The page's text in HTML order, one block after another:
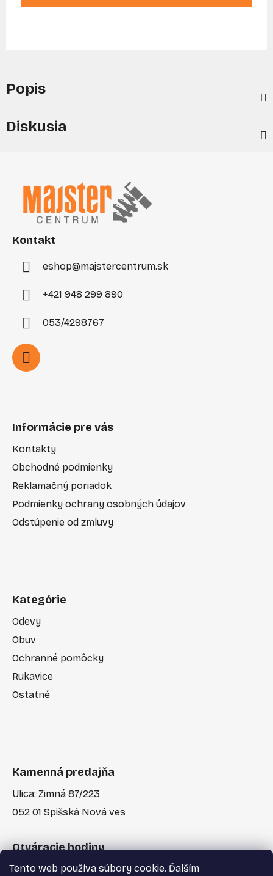
Tento web používa súbory cookie. Ďalším
Popis
Diskusia
Kontakt
eshop@majstercentrum.sk
+421 948 299 890
053/4298767
Informácie pre vás
Kontakty
Obchodné podmienky
Reklamačný poriadok
Podmienky ochrany osobných údajov
Odstúpenie od zmluvy
Kategórie
Odevy
Obuv
Ochranné pomôcky
Rukavice
Ostatné
Kamenná predajňa
Ulica: Zimná 87/223
052 01 Spišská Nová ves
Otváracie hodiny
Po-Pia: 7:30 - 17:00